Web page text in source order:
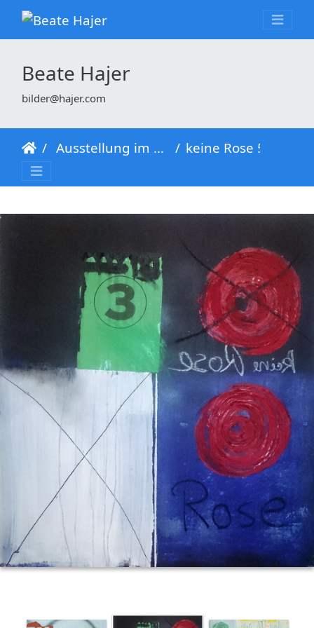
Beate Hajer
bilder@hajer.com
Ausstellung im Freya Frahm Haus keine Rose 58x65-min